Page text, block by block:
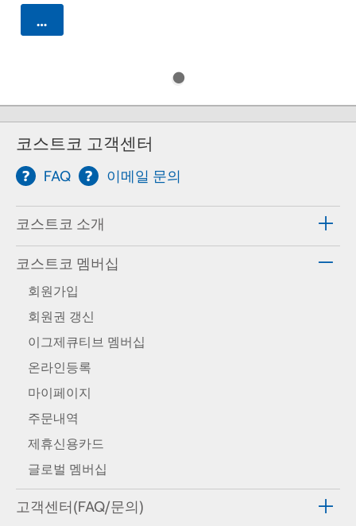
카트에 담기
코스트코 고객센터
FAQ 이메일 문의
코스트코 소개
코스트코 멤버십
회원가입
회원권 갱신
이그제큐티브 멤버십
온라인등록
마이페이지
주문내역
제휴신용카드
글로벌 멤버십
고객센터(FAQ/문의)